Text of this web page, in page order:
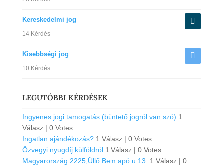
Kereskedelmi jog
14 Kérdés
Kisebbségi jog
10 Kérdés
LEGUTÓBBI KÉRDÉSEK
Ingyenes jogi tamogatás (büntető jogról van szó) 1
Válasz | 0 Votes
Ingatlan ajándékozás? 1 Válasz | 0 Votes
Özvegyi nyugdíj külföldröl 1 Válasz | 0 Votes
Magyarország.2225,Üllő.Bem apó u.13.
1 Válasz | 0